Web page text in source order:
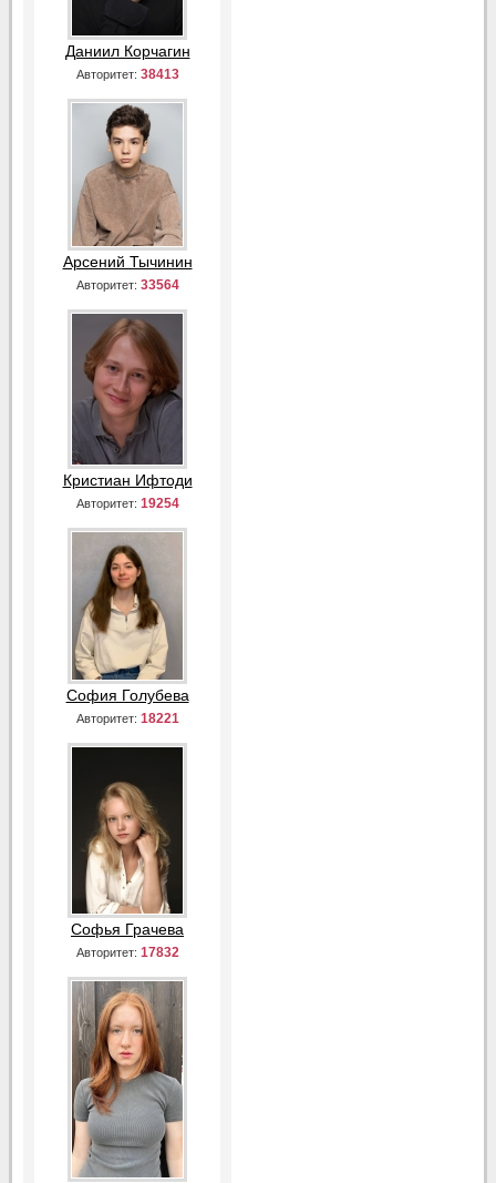
Даниил Корчагин
Авторитет: 38413
Арсений Тычинин
Авторитет: 33564
Кристиан Ифтоди
Авторитет: 19254
София Голубева
Авторитет: 18221
Софья Грачева
Авторитет: 17832